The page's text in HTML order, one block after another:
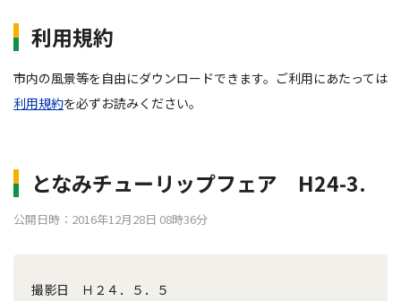
利用規約
市内の風景等を自由にダウンロードできます。ご利用にあたっては
利用規約を必ずお読みください。
となみチューリップフェア H24-3.
公開日時：2016年12月28日 08時36分
撮影日 Ｈ２４．５．５